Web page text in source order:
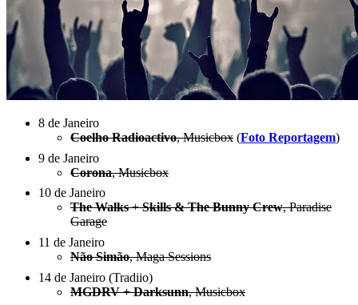
8 de Janeiro
Coelho Radioactivo, Musicbox (Foto Reportagem)
9 de Janeiro
Corona, Musicbox
10 de Janeiro
The Walks+Skills & The Bunny Crew, Paradise
Garage
11 de Janeiro
Não Simão, Maga Sessions
14 de Janeiro (Tradiio)
MGDRV + Darksunn, Musicbox